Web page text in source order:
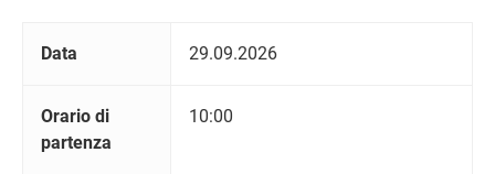
Data 29.09.2026
Orario di
partenza
10:00